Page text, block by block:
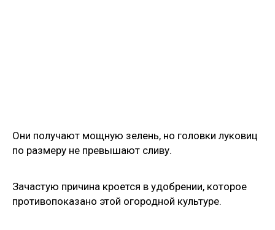
Они получают мощную зелень, но головки луковиц
по размеру не превышают сливу.
Зачастую причина кроется в удобрении, которое
противопоказано этой огородной культуре.